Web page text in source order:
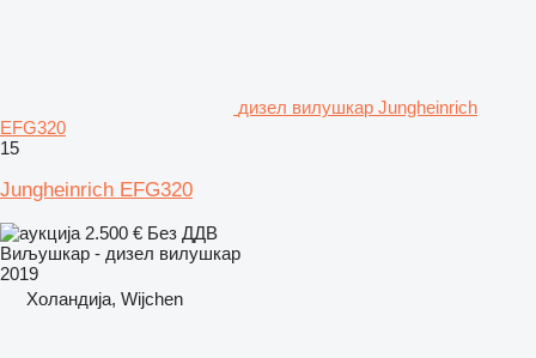
дизел вилушкар Jungheinrich
EFG320
15
Jungheinrich EFG320
2.500 € Без ДДВ
Виљушкар - дизел вилушкар
2019
Холандија, Wijchen